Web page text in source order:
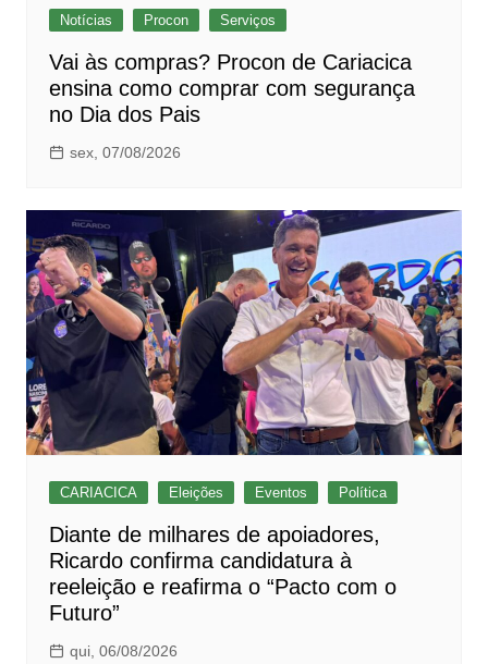
Notícias
Procon Serviços
Vai às compras? Procon de Cariacica
ensina como comprar com segurança
no Dia dos Pais
sex, 07/08/2026
CARIACICA Eleições Eventos Política
Diante de milhares de apoiadores,
Ricardo confirma candidatura à
reeleição e reafirma o “Pacto com o
Futuro”
qui, 06/08/2026